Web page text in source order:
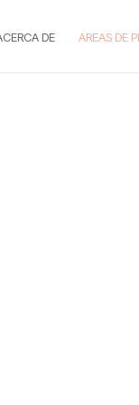
DE AREAS DE